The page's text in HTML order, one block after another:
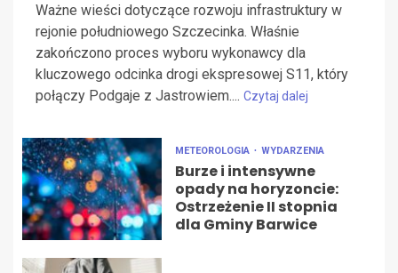
Ważne wieści dotyczące rozwoju infrastruktury w
rejonie południowego Szczecinka. Właśnie
zakończono proces wyboru wykonawcy dla
kluczowego odcinka drogi ekspresowej S11, który
połączy Podgaje z Jastrowiem.... Czytaj dalej
METEOROLOGIA WYDARZENIA
Burze i intensywne
opady na horyzoncie:
Ostrzeżenie II stopnia
dla Gminy Barwice